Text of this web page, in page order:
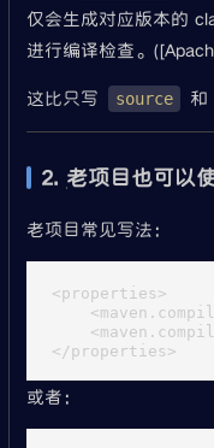
仅会生成对应版本的
进行编译检查。
这比只写
source 和
2. 老项目也可以
老项目常见写法：
<properties>
或者：